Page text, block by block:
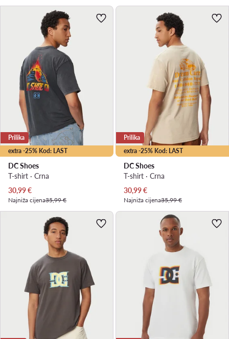
extra -25% Kod: LAST
Prilika
DC Shoes
T-shirt · Crna
Trenutna cijena
30,99€
Najniža cijena35,99 €
extra -25% Kod: LAST
Prilika
DC Shoes
T-shirt · Crna
Trenutna cijena
30,99€
Najniža cijena35,99 €